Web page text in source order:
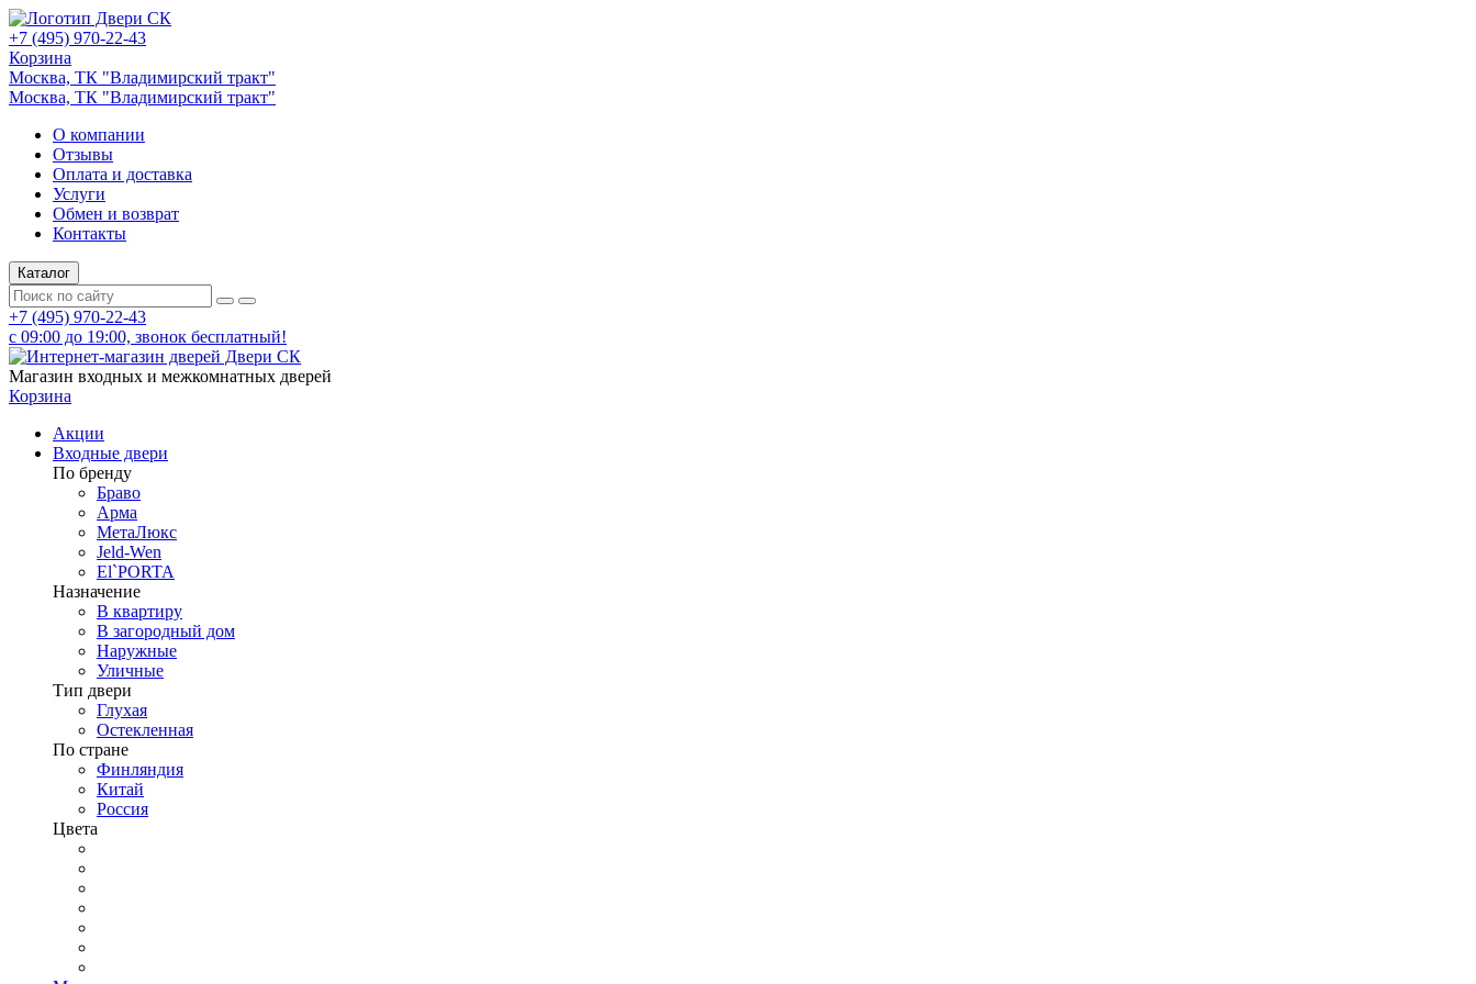
+7 (495) 970-22-43
Корзина
Москва, ТК "Владимирский тракт"
Москва, ТК "Владимирский тракт"
О компании
Отзывы
Оплата и доставка
Услуги
Обмен и возврат
Контакты
Каталог
+7 (495) 970-22-43
с 09:00 до 19:00, звонок бесплатный!
Магазин входных и межкомнатных дверей
Корзина
Акции
Входные двери
По бренду
Браво
Арма
МетаЛюкс
Jeld-Wen
El`PORTA
Назначение
В квартиру
В загородный дом
Наружные
Уличные
Тип двери
Глухая
Остекленная
По стране
Финляндия
Китай
Россия
Цвета